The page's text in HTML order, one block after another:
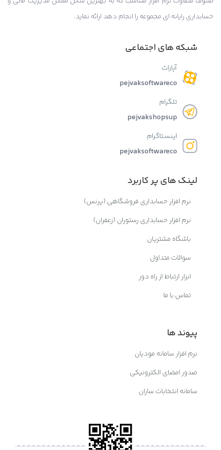
حسابداری رایانه ای مجموعه را انجام دهد ارائه نماید.
شبکه های اجتماعی
آپارات
pejvaksoftwareco
تلگرام
pejvakshopsup
اینستاگرام
pejvaksoftwareco
لینک های پر کاربرد
نرم افزار حسابداری فروشگاهی (پرنس)
نرم افزار حسابداری رستوران (زعفران)
باشگاه مشتریان
سوالات متداول
ابزار ارتباط از راه دور
تماس با ما
پیوند ها
نرم افزار سامانه مودیان
صدور امضای الکترونیکی
سامانه انتخابات ساران